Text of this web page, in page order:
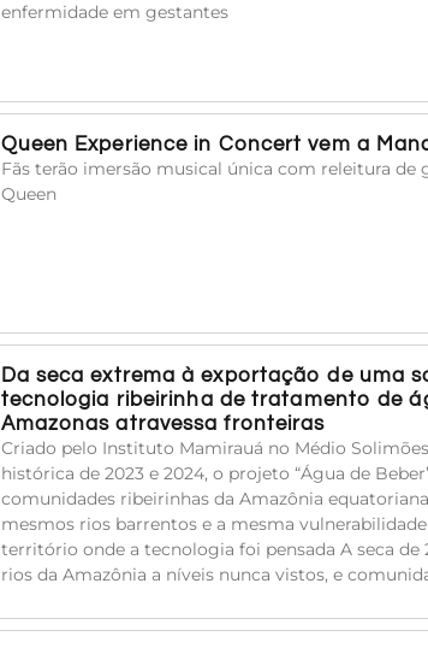
enfermidade em gestantes
Queen Experience in Concert vem a
Fãs terão imersão musical única com releitura de
Queen
Da seca extrema à exportação de uma
tecnologia ribeirinha de tratamento de
Amazonas atravessa fronteiras
Criado pelo Instituto Mamirauá no Médio
histórica de 2023 e 2024, o projeto “Água de
comunidades ribeirinhas da Amazônia
mesmos rios barrentos e a mesma
território onde a tecnologia foi pensada A seca de
rios da Amazônia a níveis nunca vistos, e